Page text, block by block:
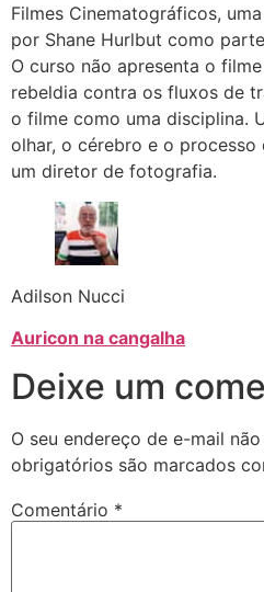
Filmes Cinematográficos,
por Shane Hurlbut como
O curso não apresenta o
rebeldia contra os fluxos de
o filme como uma disciplina.
olhar, o cérebro e o
um diretor de fotografia.
Adilson Nucci
Auricon na cangalha
Deixe um
O seu endereço de e-mail
obrigatórios são marcados
Comentário *